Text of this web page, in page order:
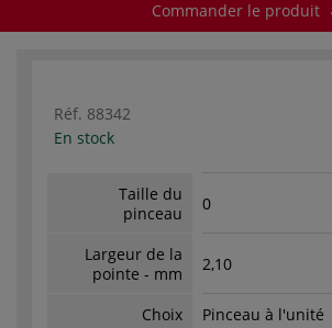
Commander le produit
Réf. 88342
En stock
Taille du
pinceau
0
Largeur de la
pointe - mm
2,10
Choix Pinceau à l'unité